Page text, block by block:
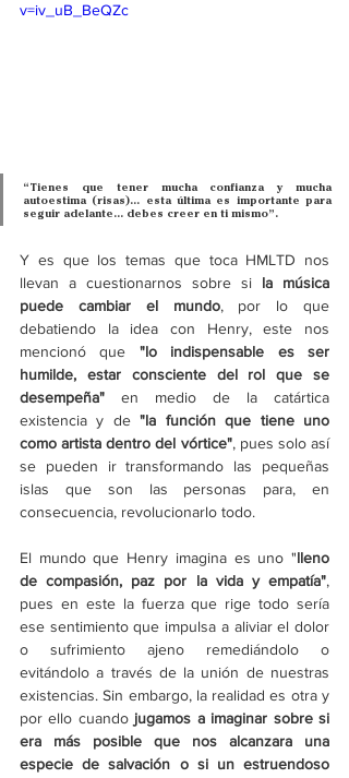
v=iv_uB_BeQZc
“Tienes que tener mucha confianza y mucha
autoestima (risas)... esta última es importante para
seguir adelante... debes creer en ti mismo”.
Y es que los temas que toca HMLTD nos
llevan a cuestionarnos sobre si la música
puede cambiar el mundo, por lo que
debatiendo la idea con Henry, este nos
mencionó que "lo indispensable es ser
humilde, estar consciente del rol que se
desempeña" en medio de la catártica
existencia y de "la función que tiene uno
como artista dentro del vórtice", pues solo así
se pueden ir transformando las pequeñas
islas que son las personas para, en
consecuencia, revolucionarlo todo.
El mundo que Henry imagina es uno "lleno
de compasión, paz por la vida y empatía",
pues en este la fuerza que rige todo sería
ese sentimiento que impulsa a aliviar el dolor
o sufrimiento ajeno remediándolo o
evitándolo a través de la unión de nuestras
existencias. Sin embargo, la realidad es otra y
por ello cuando jugamos a imaginar sobre si
era más posible que nos alcanzara una
especie de salvación o si un estruendoso